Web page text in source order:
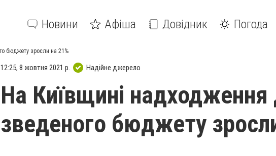
Новини Афіша Довідник Погода
бюджету зросли на 21%
12:25, 8 жовтня 2021 р. Надійне джерело
На Київщині надходження
зведеного бюджету